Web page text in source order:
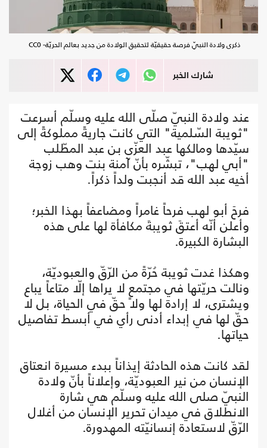
ذكرى ولادة النبيّ فرصة حقيقيّة لتحقيق الولادة من جديد بعالم الحريّة- CC0
شارك الخبر
عند ولادة النبيّ صلّى الله عليه وسلّم أسرعت
"ثويبة السّلمية" التي كانت جاريةً مملوكةً إلى
سيّدها ومالكها عبد العزّى بن عبد المطّلب
"أبي لهب"، تبشّره بأنّ آمنة بنت وهب زوجة
أخيه عبد الله قد أنجبت ولداً ذكراً.
فرحَ أبو لهب فرحاً غامراً ومضاعفاً بهذا الخبر؛
وأعلن أنّه أعتقَ ثويبةَ مكافأة لها على هذه
البشارة الكبيرة.
وهكذا غدت ثويبة حُرّةً من الرّقّ والعبوديّة،
ونالت حريّتها في مجتمعٍ لا يراها إلّا متاعاً يباع
ويشترى، لا إرادة لها ولا حقّ في الحياة، بل لا
حقّ لها في إبداء أدنى رأي في أبسط تفاصيل
حياتها.
لقد كانت هذه الحادثة إيذاناً ببدء مسيرة انعتاق
الإنسان من نير العبوديّة، وإعلاناً بأنّ ولادة
النبيّ صلى الله عليه وسلّم هي شارة
الانطلاق في ميدان تحرير الإنسان من أغلال
الرّقّ لاستعادة إنسانيّته المهدورة.